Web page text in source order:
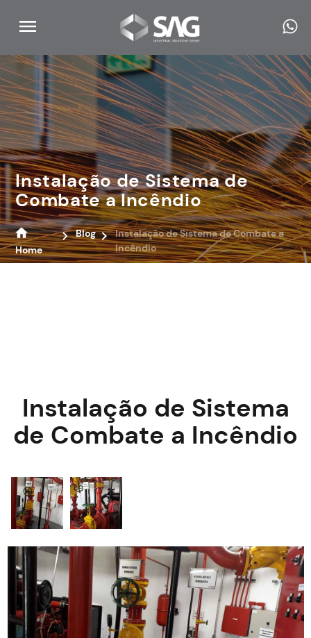
Instalação de Sistema de
Combate a Incêndio
Home
Blog
Instalação de Sistema de Combate a
Incêndio
Instalação de Sistema
de Combate a Incêndio